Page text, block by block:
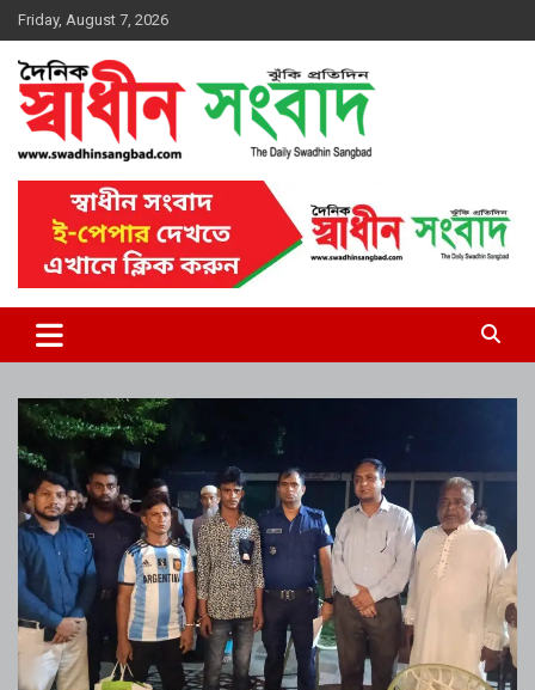
Skip
to
content
Friday, August 7, 2026
দৈনিক স্বাধীন সংবাদ